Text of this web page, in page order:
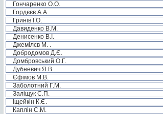
Гончаренко О.О.
Гордєєв А.А.
Гринів І.О.
Давиденко В.М.
Денисенко В.І.
Джемілєв М. .
Добродомов Д.Є.
Домбровський О.Г.
Дубневич Я.В.
Єфімов М.В.
Заболотний Г.М.
Заліщук С.П.
Іщейкін К.Є.
Каплін С.М.